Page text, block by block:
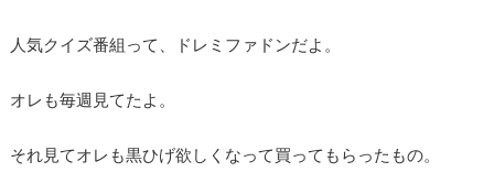
人気クイズ番組って、ドレミファドンだよ。
オレも毎週見てたよ。
それ見てオレも黒ひげ欲しくなって買ってもらったもの。